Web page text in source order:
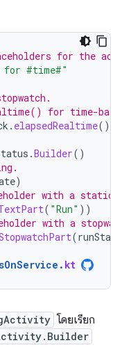
for the
for #time#"
for time-
. elapsedRealtime()
.Builder()
)
with a static
( "Run" ))
with a
(
. kt
โดยเรียก